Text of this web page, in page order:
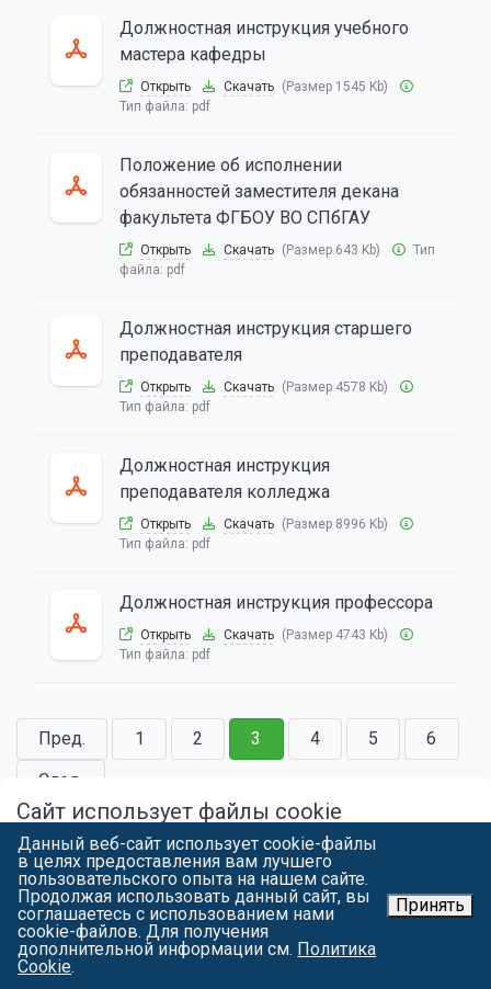
Должностная инструкция учебного
мастера кафедры
Открыть Скачать (Размер 1545 Kb)
Тип файла: pdf
Положение об исполнении
обязанностей заместителя декана
факультета ФГБОУ ВО СПбГАУ
Открыть Скачать (Размер 643 Kb)
Тип
файла: pdf
Должностная инструкция старшего
преподавателя
Открыть Скачать (Размер 4578 Kb)
Тип файла: pdf
Должностная инструкция
преподавателя колледжа
Открыть Скачать (Размер 8996 Kb)
Тип файла: pdf
Должностная инструкция профессора
Открыть Скачать (Размер 4743 Kb)
Тип файла: pdf
Пред. 1 2 3 4 5
6
След.
Материально-техническое
снабжение
Положение о комиссии по
Сайт использует файлы cookie
Продолжая работу с spbgau.ru, вы подтверждаете использование
сайтом cookie вашего браузера с целью улучшить предложения и
сервис на основе ваших предпочтений и интересов. Вы можете
ознакомитьсяс условиями и принципами их обработки. Вы можете
запретить сохранение cookie в настройках своего браузера.
Я СОГЛАСЕН
Данный веб-сайт использует cookie-файлы
в целях предоставления вам лучшего
пользовательского опыта на нашем сайте.
Продолжая использовать данный сайт, вы
соглашаетесь с использованием нами
cookie-файлов. Для получения
дополнительной информации см. Политика
Cookie.
Принять